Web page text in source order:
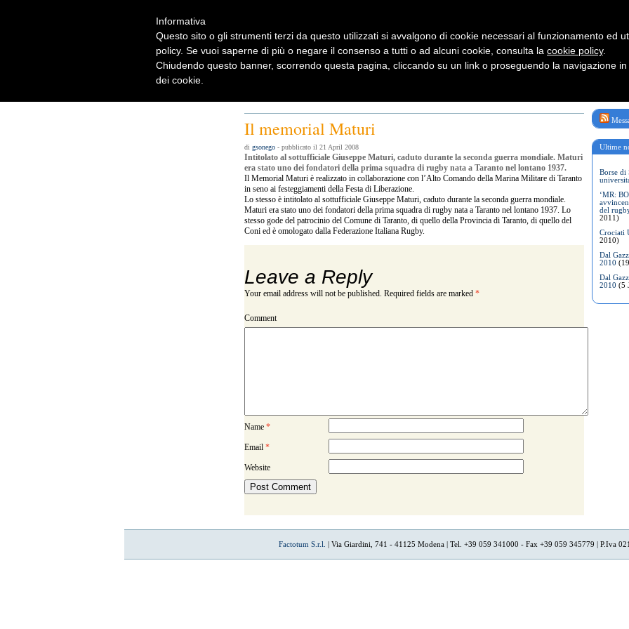
Ultime
Borse di
‘MR:
del
2011)
Crociati
2010)
Dal
2010
Dal
2010 (5
Il memorial Maturi
di gsonego - pubblicato il 21 April 2008
Intitolato al sottufficiale Giuseppe Maturi, caduto durante la seconda guerra mondiale. Maturi
era stato uno dei fondatori della prima squadra di rugby nata a Taranto nel lontano 1937.
Il Memorial Maturi è realizzato in collaborazione con l’Alto Comando della Marina Militare di Taranto
in seno ai festeggiamenti della Festa di Liberazione.
Lo stesso è intitolato al sottufficiale Giuseppe Maturi, caduto durante la seconda guerra mondiale.
Maturi era stato uno dei fondatori della prima squadra di rugby nata a Taranto nel lontano 1937. Lo
stesso gode del patrocinio del Comune di Taranto, di quello della Provincia di Taranto, di quello del
Coni ed è omologato dalla Federazione Italiana Rugby.
Leave a Reply
Your email address will not be published. Required fields are marked *
Comment
Name *
Email *
Website
Factotum S.r.l. | Via Giardini, 741 - 41125 Modena | Tel. +39 059 341000 - Fax +39 059 345779 | P.Iva
Informativa
Questo sito o gli strumenti terzi da questo utilizzati si avvalgono di cookie necessari al funzionamento ed
policy. Se vuoi saperne di più o negare il consenso a tutti o ad alcuni cookie, consulta la cookie policy.
Chiudendo questo banner, scorrendo questa pagina, cliccando su un link o proseguendo la navigazione
dei cookie.